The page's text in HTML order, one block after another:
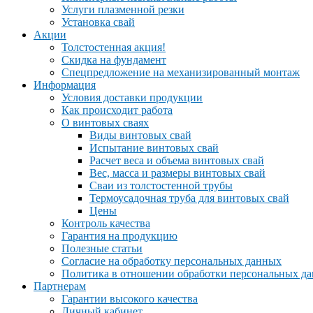
Услуги плазменной резки
Установка свай
Акции
Толстостенная акция!
Скидка на фундамент
Спецпредложение на механизированный монтаж
Информация
Условия доставки продукции
Как происходит работа
О винтовых сваях
Виды винтовых свай
Испытание винтовых свай
Расчет веса и объема винтовых свай
Вес, масса и размеры винтовых свай
Сваи из толстостенной трубы
Термоусадочная труба для винтовых свай
Цены
Контроль качества
Гарантия на продукцию
Полезные статьи
Согласие на обработку персональных данных
Политика в отношении обработки персональных
Партнерам
Гарантии высокого качества